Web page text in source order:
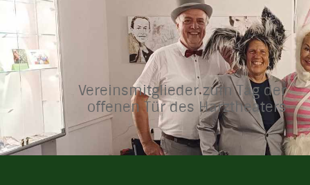
Vereinsmitglieder zum Tag der
offenen Tür des Harztheaters